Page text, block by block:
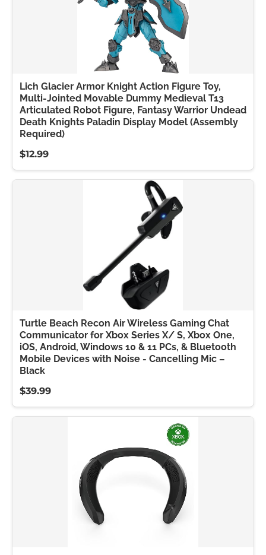
Lich Glacier Armor Knight Action Figure Toy,
Multi-Jointed Movable Dummy Medieval T13
Articulated Robot Figure, Fantasy Warrior Undead
Death Knights Paladin Display Model (Assembly
Required)
$12.99
Turtle Beach Recon Air Wireless Gaming Chat
Communicator for Xbox Series X/ S, Xbox One,
iOS, Android, Windows 10 & 11 PCs, & Bluetooth
Mobile Devices with Noise - Cancelling Mic –
Black
$39.99